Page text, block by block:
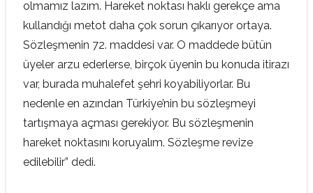
olmamız lazım. Hareket noktası haklı gerekçe ama
kullandığı metot daha çok sorun çıkarıyor ortaya.
Sözleşmenin 72. maddesi var. O maddede bütün
üyeler arzu ederlerse, birçok üyenin bu konuda itirazı
var, burada muhalefet şehri koyabiliyorlar. Bu
nedenle en azından Türkiye’nin bu sözleşmeyi
tartışmaya açması gerekiyor. Bu sözleşmenin
hareket noktasını koruyalım. Sözleşme revize
edilebilir” dedi.